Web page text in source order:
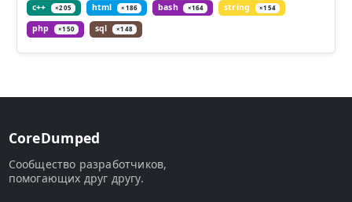
c++ ×205 html ×186 bash ×164 string ×154
php ×150 sql ×148
CoreDumped
Сообщество разработчиков,
помогающих друг другу.